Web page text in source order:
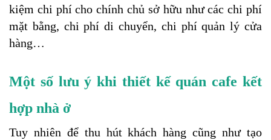
kiệm chi phí cho chính chủ sở hữu như các chi phí
mặt bằng, chi phí di chuyển, chi phí quản lý cửa
hàng…
Một số lưu ý khi thiết kế quán cafe kết
hợp nhà ở
Tuy nhiên để thu hút khách hàng cũng như tạo